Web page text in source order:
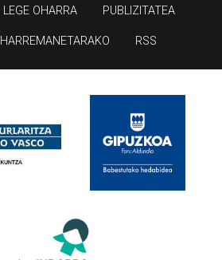
LEGE OHARRA PUBLIZITATEA
HARREMANETARAKO RSS